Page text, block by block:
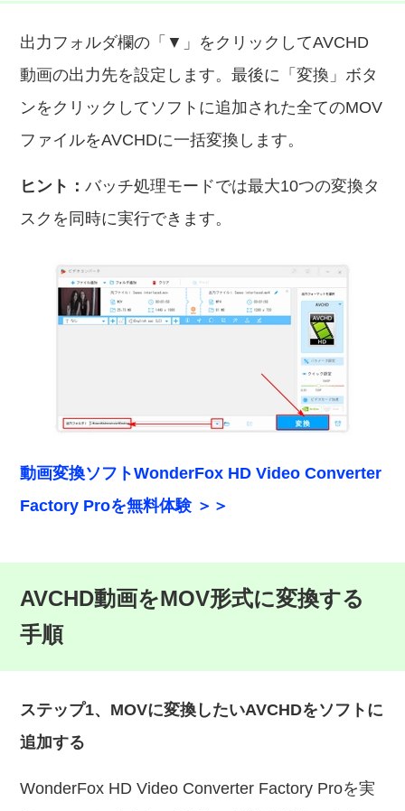
出力フォルダ欄の「▼」をクリックしてAVCHD
動画の出力先を設定します。最後に「変換」ボタ
ンをクリックしてソフトに追加された全てのMOV
ファイルをAVCHDに一括変換します。
ヒント：バッチ処理モードでは最大10つの変換タ
スクを同時に実行できます。
動画変換ソフトWonderFox HD Video Converter
Factory Proを無料体験 ＞＞
AVCHD動画をMOV形式に変換する
手順
ステップ1、MOVに変換したいAVCHDをソフトに
追加する
WonderFox HD Video Converter Factory Proを実